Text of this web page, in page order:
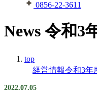
0856-22-3611
News 令和3
top
経営情報令和3年
2022.07.05